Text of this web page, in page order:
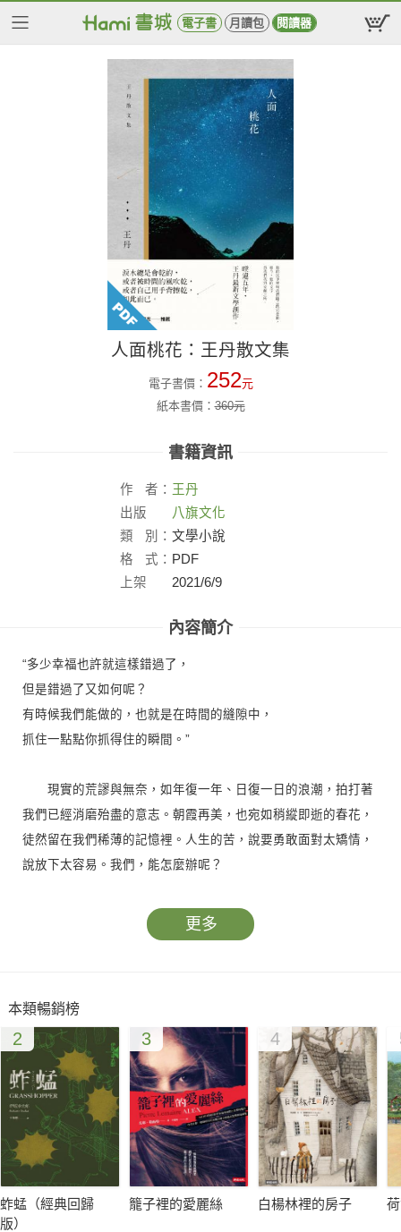
電子書 月讀包 閱讀器
人面桃花：王丹散文集
電子書價： 252元
紙本書價：360元
書籍資訊
作 者： 王丹
出版
社：
八旗文化
類
別： 文學小說
格
式： PDF
上架
2021/6/9
內容簡介
“多少幸福也許就這樣錯過了，
但是錯過了又如何呢？
有時候我們能做的，也就是在時間的縫隙中，
抓住一點點你抓得住的瞬間。”
現實的荒謬與無奈，如年復一年、日復一日的浪潮，拍打著
我們已經消磨殆盡的意志。朝霞再美，也宛如稍縱即逝的春花，
徒然留在我們稀薄的記憶裡。人生的苦，說要勇敢面對太矯情，
說放下太容易。我們，能怎麼辦呢？
從1989年至今，32年來王丹在世人面前的形象從那位勇敢而
青澀的北大學生，蛻變為成熟而揮灑自如的公共知識分子，始終
如一的是他對自由民主的奉獻與對華人政治的關懷。然而，在政
治理想之外，更叫他魂牽夢縈的是對文學的熱愛。突如其來的破
曉、雪景、山中小鎮的一場雨、浪花譜成的寧靜旋律、一片掉落
的葉子、民宿裡的貌似哲學家的貓、一場把你拋進另一個時空的
夢，種種生活中難以言說的美好瞬間與回憶，觸動靈魂深處的剎
那，才是叫王丹真正牽掛的守護，也是支撐著他面對現實的終極
安慰。
更多
本類暢銷榜
2
蚱蜢（經典回歸
版）
3
籠子裡的愛麗絲
4
白楊林裡的房子